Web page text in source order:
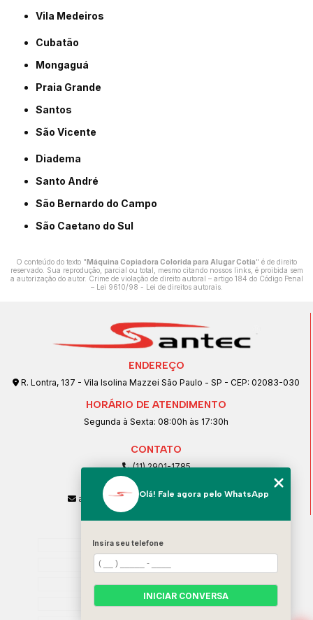
Vila Medeiros
Cubatão
Mongaguá
Praia Grande
Santos
São Vicente
Diadema
Santo André
São Bernardo do Campo
São Caetano do Sul
O conteúdo do texto "Máquina Copiadora Colorida para Alugar Cotia" é de direito
reservado. Sua reprodução, parcial ou total, mesmo citando nossos links, é proibida sem
a autorização do autor. Crime de violação de direito autoral – artigo 184 do Código Penal
– Lei 9610/98 - Lei de direitos autorais.
ENDEREÇO
R. Lontra, 137 - Vila Isolina Mazzei São Paulo - SP - CEP: 02083-030
HORÁRIO DE ATENDIMENTO
Segunda à Sexta: 08:00h às 17:30h
CONTATO
(11) 2901-1785
(11) 99239-1832
atendimento@santeccopiadoras.com.br
Home
Empresa
SERVIÇOS
Contato
Olá! Fale agora pelo WhatsApp
Insira seu telefone
INICIAR CONVERSA